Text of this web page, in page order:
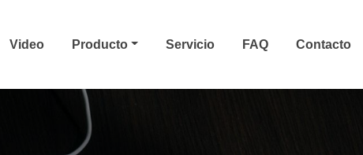
Video Producto Servicio FAQ Contacto